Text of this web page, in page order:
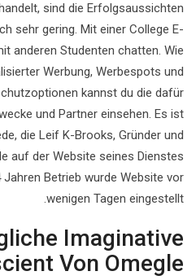
sind die Erfolgsaussichten
sehr gering. Mit einer College E-
anderen Studenten chatten. Wie
Werbung, Werbespots und
kannst du die dafür
und Partner einsehen. Es ist
die Leif K-Brooks, Gründer und
auf der Website seines Dienstes
Betrieb wurde Website vor
wenigen Tagen eingestellt.
Imaginative
Von Omegle